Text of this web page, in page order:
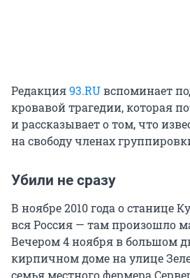
Редакция93.RUвспоминает
кровавой трагедии, которая
и рассказывает о том, что
на свободу членах
Убили не сразу
В ноябре 2010 года о станице
вся Россия — там произошло
Вечером 4 ноября в большом
кирпичном доме на улице
семья местного фермера